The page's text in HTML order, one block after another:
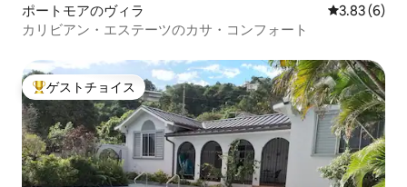
ポートモアのヴィラ レビュー6
3.83 (6)
カリビアン・エステーツのカサ・コンフォート
大好評のゲストチョイスです。
ゲストチョイス